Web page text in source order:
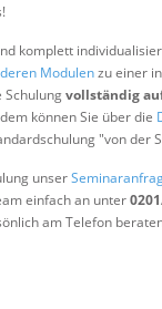
komplett
Modulenzu einer
Schulungvollständig
können Sie über die
"von der
unser
einfach an unter
am Telefon